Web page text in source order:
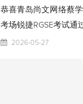
恭喜青岛尚文网络蔡
考场锐捷RGSE考试通
2026-05-27